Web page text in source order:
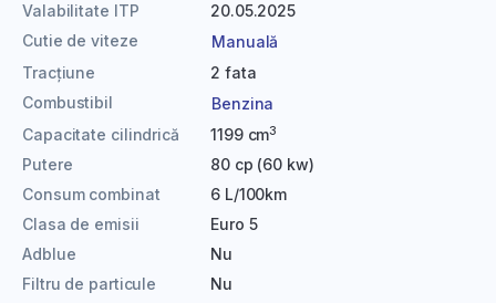
Valabilitate ITP
20.05.2025
Cutie de viteze
Manuală
Tracțiune
2 fata
Combustibil
Benzina
Capacitate cilindrică
1199 cm3
Putere
80 cp (60 kw)
Consum combinat
6 L/100km
Clasa de emisii
Euro 5
Adblue
Nu
Filtru de particule
Nu